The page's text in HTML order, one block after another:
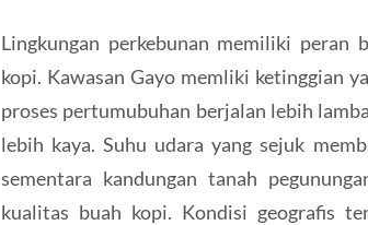
Lingkungan perkebunan memiliki peran
kopi. Kawasan Gayo memliki ketinggian
proses pertumubuhan berjalan lebih
lebih kaya. Suhu udara yang sejuk
sementara kandungan tanah
kualitas buah kopi. Kondisi geografis